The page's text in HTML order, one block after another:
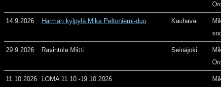
14.9.2026 Härmän kylpylä Mika Peltoniemi-duo Kauhava
29.9.2026 Ravintola Miitti Seinäjoki
11.10.2026 LOMA 11.10.-19.10.2026